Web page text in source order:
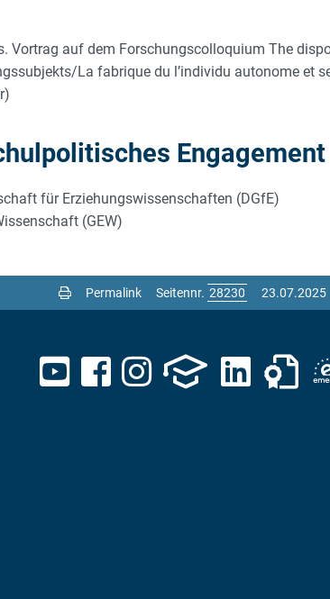
auf dem Forschungscolloquium The
La fabrique du l’individu autonome et
Engagement
für Erziehungswissenschaften (DGfE)
(GEW)
Permalink Seitennr. 23.07.2025